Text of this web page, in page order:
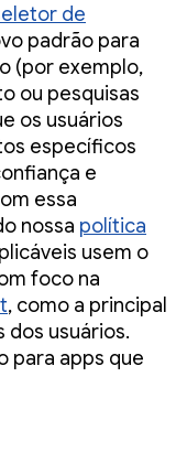
de
padrão para
(por exemplo,
ou pesquisas
os usuários
específicos
e
essa
nossa política
usem o
foco na
, como a principal
dos usuários.
para apps que